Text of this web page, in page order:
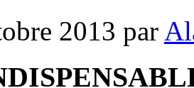
2013 par